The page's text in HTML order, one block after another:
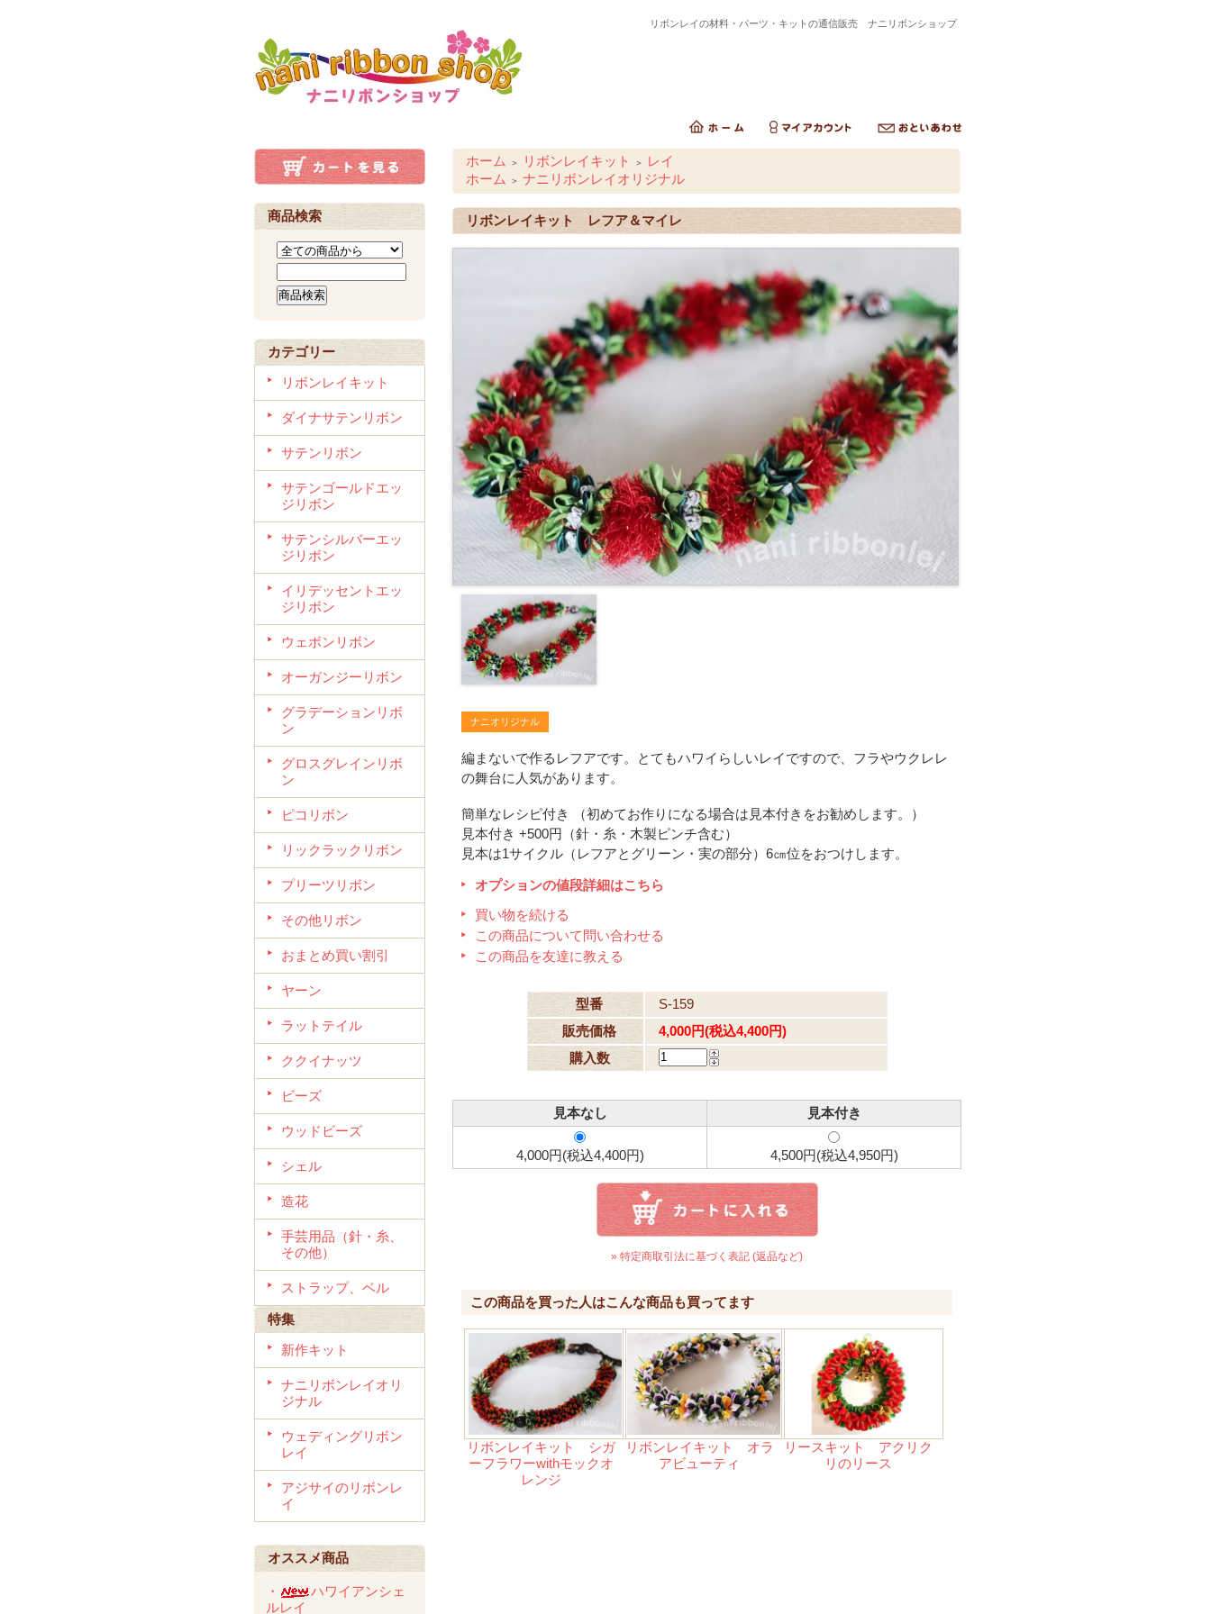
リボンレイの材料・パーツ・キットの通信販売 ナニリボンショップ
商品検索
カテゴリー
リボンレイキット
ダイナサテンリボン
サテンリボン
サテンゴールドエッ
ジリボン
サテンシルバーエッ
ジリボン
イリデッセントエッ
ジリボン
ウェボンリボン
オーガンジーリボン
グラデーションリボ
ン
グロスグレインリボ
ン
ピコリボン
リックラックリボン
プリーツリボン
その他リボン
おまとめ買い割引
ヤーン
ラットテイル
ククイナッツ
ビーズ
ウッドビーズ
シェル
造花
手芸用品（針・糸、
その他）
ストラップ、ベル
特集
新作キット
ナニリボンレイオリ
ジナル
ウェディングリボン
レイ
アジサイのリボンレ
イ
オススメ商品
・
ハワイアンシェ
ルレイ
ホーム ＞ リボンレイキット ＞
レイ
ホーム
＞ ナニリボンレイオリジナル
リボンレイキット レフア＆マイレ
ナニオリジナル
編まないで作るレフアです。とてもハワイらしいレイですので、フラやウクレレ
の舞台に人気があります。
簡単なレシピ付き （初めてお作りになる場合は見本付きをお勧めします。）
見本付き +500円（針・糸・木製ピンチ含む）
見本は1サイクル（レフアとグリーン・実の部分）6㎝位をおつけします。
オプションの値段詳細はこちら
買い物を続ける
この商品について問い合わせる
この商品を友達に教える
型番
S-159
販売価格
4,000円(税込4,400円)
購入数
見本なし 見本付き
4,000円(税込4,400円) 4,500円(税込4,950円)
» 特定商取引法に基づく表記 (返品など)
この商品を買った人はこんな商品も買ってます
リボンレイキット シガ
ーフラワーwithモックオ
レンジ
リボンレイキット オラ
アビューティ
リースキット アクリク
リのリース